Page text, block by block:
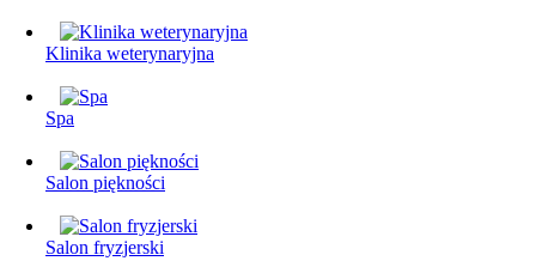
Klinika weterynaryjna
Spa
Salon piękności
Salon fryzjerski